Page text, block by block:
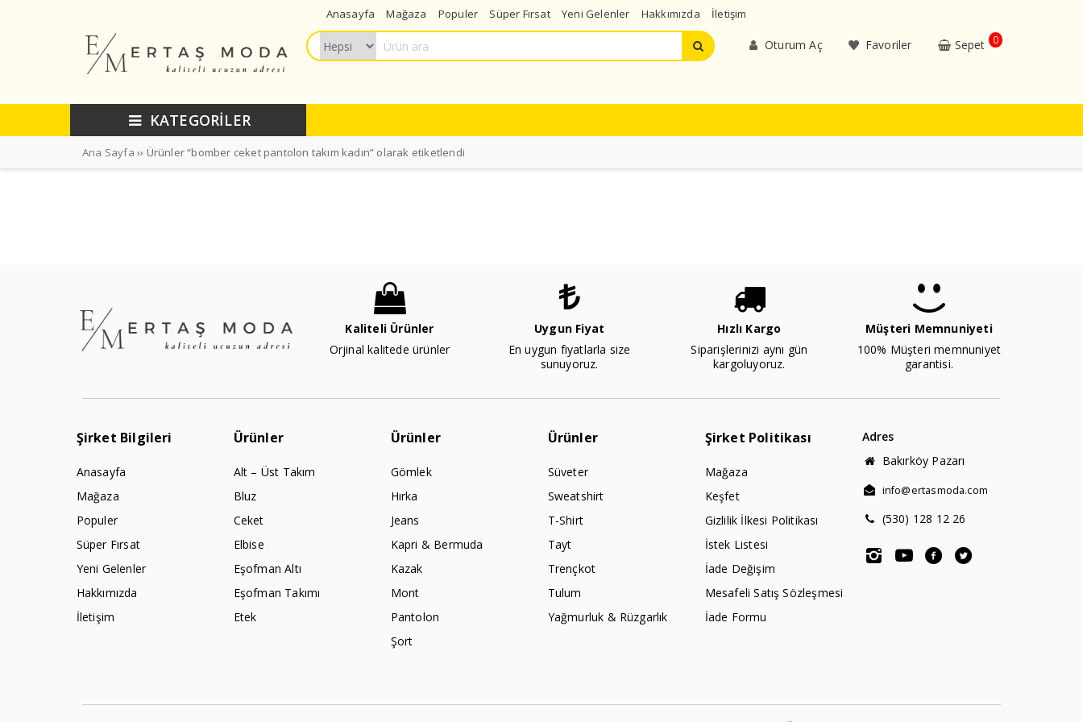
Anasayfa Mağaza Populer Süper Fırsat Yeni Gelenler Hakkımızda İletişim
Oturum Aç Favoriler Sepet 0
KATEGORİLER
Ana Sayfa ›› Ürünler “bomber ceket pantolon takım kadın” olarak etiketlendi
Kaliteli Ürünler
Orjinal kalitede ürünler
Uygun Fiyat
En uygun fiyatlarla size
sunuyoruz.
Hızlı Kargo
Siparişlerinizi aynı gün
kargoluyoruz.
Müşteri Memnuniyeti
100% Müşteri memnuniyet
garantisi.
Şirket Bilgileri
Anasayfa
Mağaza
Populer
Süper Fırsat
Yeni Gelenler
Hakkımızda
İletişim
Ürünler
Alt – Üst Takım
Bluz
Ceket
Elbise
Eşofman Altı
Eşofman Takımı
Etek
Ürünler
Gömlek
Hırka
Jeans
Kapri & Bermuda
Kazak
Mont
Pantolon
Şort
Ürünler
Süveter
Sweatshirt
T-Shirt
Tayt
Trençkot
Tulum
Yağmurluk & Rüzgarlık
Şirket Politikası
Mağaza
Keşfet
Gizlilik İlkesi Politikası
İstek Listesi
İade Değişim
Mesafeli Satış Sözleşmesi
İade Formu
Adres
Bakırköy Pazarı
info@ertasmoda.com
(530) 128 12 26